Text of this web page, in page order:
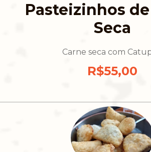
Pasteizinhos
Seca
Carne seca com
R$55,00